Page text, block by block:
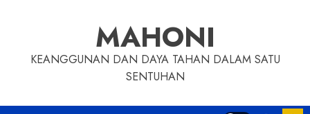
MAHONI
KEANGGUNAN DAN DAYA TAHAN DALAM SATU
SENTUHAN